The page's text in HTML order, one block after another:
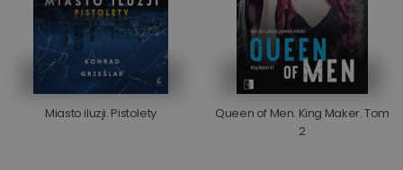
Miasto iluzji. Pistolety
Queen of Men. King Maker. Tom
2